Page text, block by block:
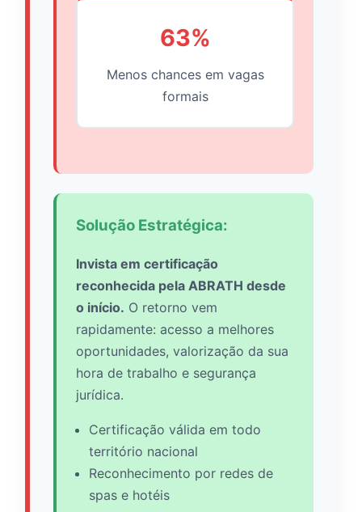
63%
Menos chances em vagas
formais
Solução Estratégica:
Invista em certificação
reconhecida pela ABRATH desde
o início. O retorno vem
rapidamente: acesso a melhores
oportunidades, valorização da sua
hora de trabalho e segurança
jurídica.
Certificação válida em todo
território nacional
Reconhecimento por redes de
spas e hotéis